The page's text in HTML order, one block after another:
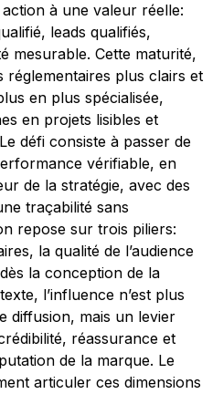
à une valeur réelle:
leads qualifiés,
mesurable. Cette maturité,
réglementaires plus clairs et
en plus spécialisée,
en projets lisibles et
défi consiste à passer de
vérifiable, en
de la stratégie, avec des
traçabilité sans
repose sur trois piliers:
la qualité de l’audience
la conception de la
l’influence n’est plus
diffusion, mais un levier
réassurance et
de la marque. Le
articuler ces dimensions